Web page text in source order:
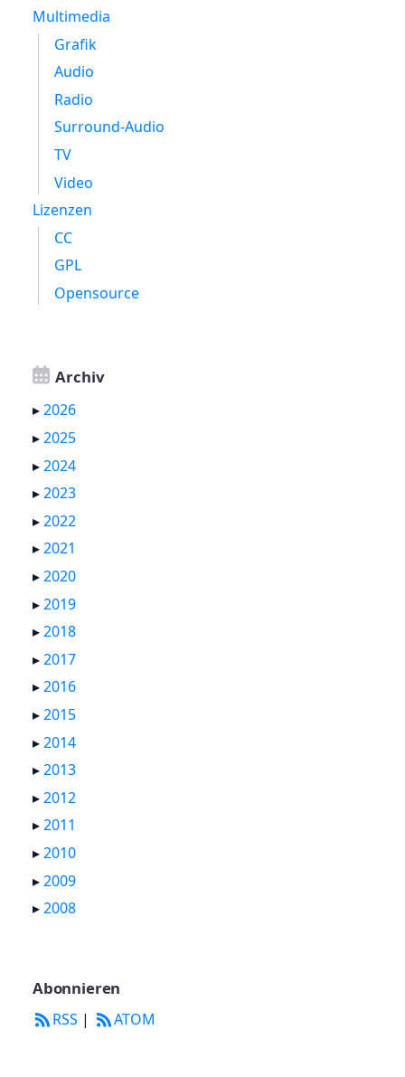
Multimedia
Grafik
Audio
Radio
Surround-Audio
TV
Video
Lizenzen
CC
GPL
Opensource
Archiv
▸2026
▸2025
▸2024
▸2023
▸2022
▸2021
▸2020
▸2019
▸2018
▸2017
▸2016
▸2015
▸2014
▸2013
▸2012
▸2011
▸2010
▸2009
▸2008
Abonnieren
RSS | ATOM